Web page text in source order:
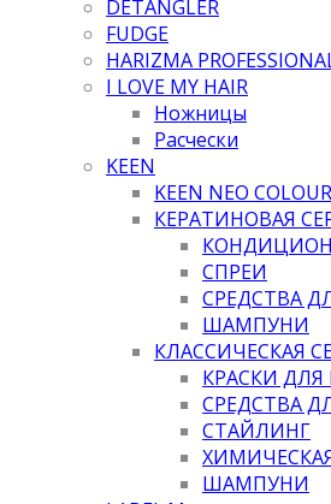
DETANGLER
FUDGE
HARIZMA
I LOVE MY HAIR
Ножницы
Расчески
KEEN
KEEN NEO COLOUR
КЕРАТИНОВАЯ
СПРЕИ
СРЕДСТВА
ШАМПУНИ
КЛАССИЧЕСКАЯ
КРАСКИ
СРЕДСТВА
СТАЙЛИНГ
ШАМПУНИ